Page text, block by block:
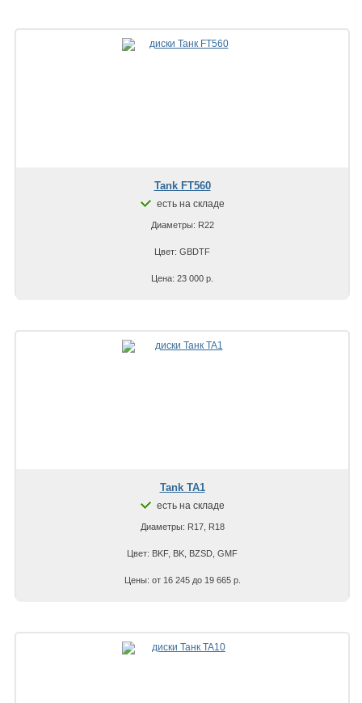
Tank FT560
есть на складе
Диаметры: R22
Цвет: GBDTF
Цена: 23 000 р.
Tank TA1
есть на складе
Диаметры: R17, R18
Цвет: BKF, BK, BZSD, GMF
Цены: от 16 245 до 19 665 р.